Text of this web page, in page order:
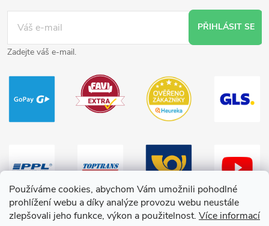
Používáme cookies, abychom Vám umožnili pohodlné
prohlížení webu a díky analýze provozu webu neustále
zlepšovali jeho funkce, výkon a použitelnost. Více informací
PŘIHLÁSIT SE
Zadejte váš e-mail.